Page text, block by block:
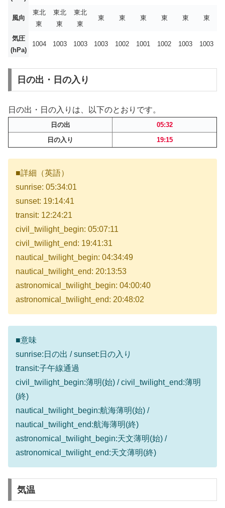
風向
東北
東
東北
東
東北
東
東 東 東 東 東 東
気圧
(hPa)
1004 1003 1003 1003 1002 1001 1002 1003 1003
日の出・日の入り
日の出・日の入りは、以下のとおりです。
日の出
05:32
日の入り
19:15
■詳細（英語）
sunrise: 05:34:01
sunset: 19:14:41
transit: 12:24:21
civil_twilight_begin: 05:07:11
civil_twilight_end: 19:41:31
nautical_twilight_begin: 04:34:49
nautical_twilight_end: 20:13:53
astronomical_twilight_begin: 04:00:40
astronomical_twilight_end: 20:48:02
■意味
sunrise:日の出 / sunset:日の入り
transit:子午線通過
civil_twilight_begin:薄明(始) / civil_twilight_end:薄明
(終)
nautical_twilight_begin:航海薄明(始) /
nautical_twilight_end:航海薄明(終)
astronomical_twilight_begin:天文薄明(始) /
astronomical_twilight_end:天文薄明(終)
気温